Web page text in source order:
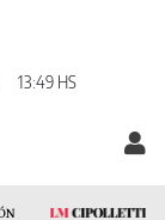
13:49 HS